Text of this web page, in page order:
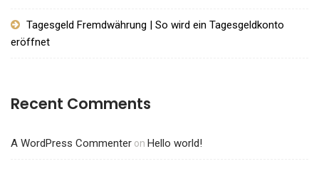
Tagesgeld Fremdwährung | So wird ein Tagesgeldkonto
eröffnet
Recent Comments
A WordPress Commenter on Hello world!